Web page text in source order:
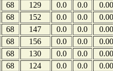
68 129 0.0 0.0 0.00
68 152 0.0 0.0 0.00
68 147 0.0 0.0 0.00
68 156 0.0 0.0 0.00
68 130 0.0 0.0 0.00
68 124 0.0 0.0 0.00